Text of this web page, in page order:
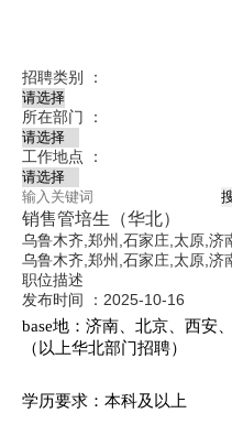
招聘类别 ：
所在部门 ：
工作地点 ：
销售管培生（华北）
乌鲁木齐,郑州,石家庄,太原,济
乌鲁木齐,郑州,石家庄,太原,济
职位描述
发布时间 ： 2025-10-16
base地：济南、北京、西安
（以上华北部门招聘）
学历要求：本科及以上